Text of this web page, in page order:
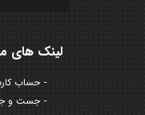
لینک های
حساب
جست و جو